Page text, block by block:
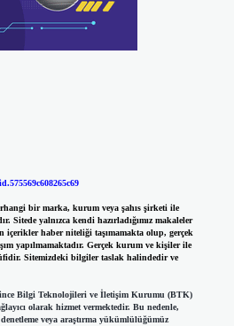
bir marka, kurum veya şahıs şirketi ile
Sitede yalnızca kendi hazırladığımız makaleler
içerikler haber niteliği taşımamakta olup, gerçek
yapılmamaktadır. Gerçek kurum ve kişiler ile
Sitemizdeki bilgiler taslak halindedir ve
Bilgi Teknolojileri ve İletişim Kurumu (BTK)
olarak hizmet vermektedir. Bu nedenle,
veya araştırma yükümlülüğümüz